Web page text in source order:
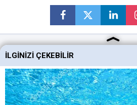
Ankara Haberleri
Keçiören Haberleri
Altındağ Haberleri
İLGINIZI ÇEKEBILIR